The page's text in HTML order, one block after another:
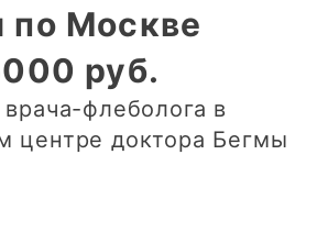
по Москве
руб.
флеболога в
центре доктора Бегмы